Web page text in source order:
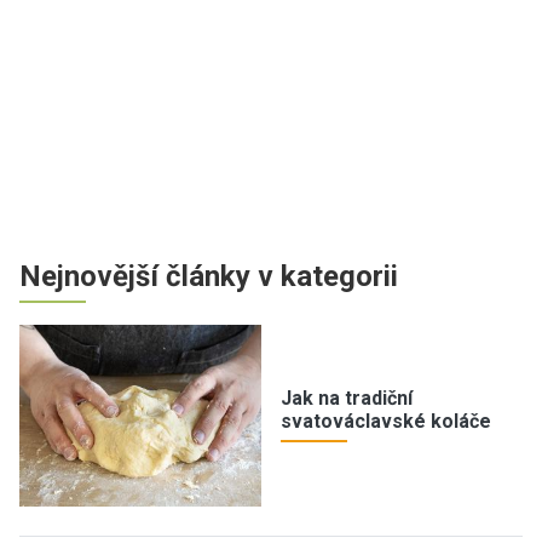
Nejnovější články v kategorii
Jak na tradiční
svatováclavské koláče